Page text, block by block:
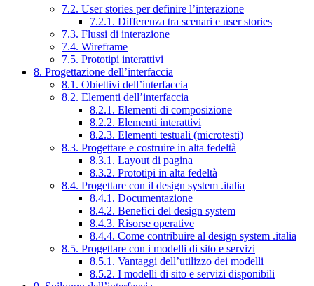
7.2. User stories per definire l’interazione
7.2.1. Differenza tra scenari e user stories
7.3. Flussi di interazione
7.4. Wireframe
7.5. Prototipi interattivi
8. Progettazione dell’interfaccia
8.1. Obiettivi dell’interfaccia
8.2. Elementi dell’interfaccia
8.2.1. Elementi di composizione
8.2.2. Elementi interattivi
8.2.3. Elementi testuali (microtesti)
8.3. Progettare e costruire in alta fedeltà
8.3.1. Layout di pagina
8.3.2. Prototipi in alta fedeltà
8.4. Progettare con il design system .italia
8.4.1. Documentazione
8.4.2. Benefici del design system
8.4.3. Risorse operative
8.4.4. Come contribuire al design system .italia
8.5. Progettare con i modelli di sito e servizi
8.5.1. Vantaggi dell’utilizzo dei modelli
8.5.2. I modelli di sito e servizi disponibili